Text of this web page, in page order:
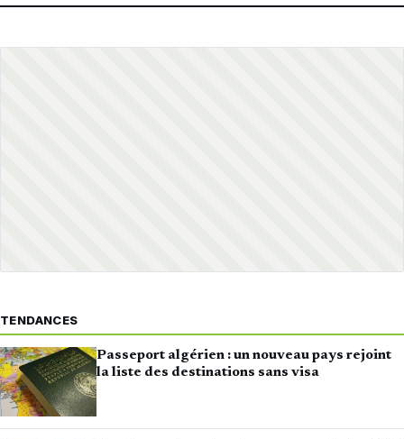
TENDANCES
Passeport algérien : un nouveau pays rejoint
la liste des destinations sans visa